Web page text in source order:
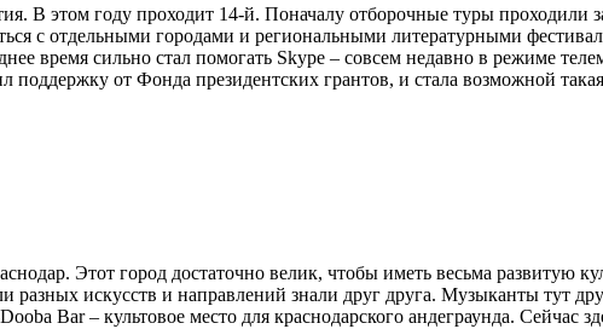
В этом году проходит 14-й. Поначалу отборочные туры
с отдельными городами и региональными литературными
время сильно стал помогать Skype – совсем недавно в режиме
от Фонда президентских грантов, и стала возможной
Этот город достаточно велик, чтобы иметь весьма развитую
разных искусств и направлений знали друг друга. Музыканты тут
Bar – культовое место для краснодарского андеграунда. Сейчас